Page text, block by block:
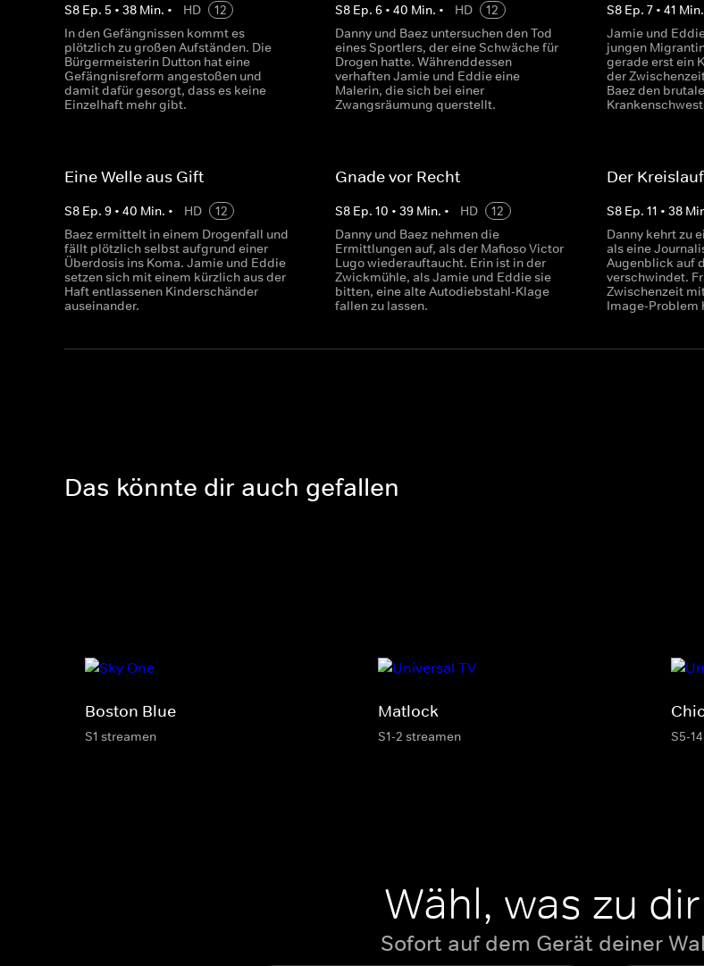
S8 Ep. 5 • 38 Min. • HD
12
In den Gefängnissen kommt es
plötzlich zu großen Aufständen. Die
Bürgermeisterin Dutton hat eine
Gefängnisreform angestoßen und
damit dafür gesorgt, dass es keine
Einzelhaft mehr gibt.
S8 Ep.6 •40 Min. • HD
12
Danny und Baez untersuchen den Tod
eines Sportlers, der eine Schwäche für
Drogen hatte. Währenddessen
verhaften Jamie und Eddie eine
Malerin, die sich bei einer
Zwangsräumung querstellt.
S8 Ep. 7• 41 Min.
Jamie und
jungen
gerade erst ein
der
Baez den
Eine Welle aus Gift
S8 Ep. 9 • 40 Min. • HD
12
Baez ermittelt in einem Drogenfall und
fällt plötzlich selbst aufgrund einer
Überdosis ins Koma. Jamie und Eddie
setzen sich mit einem kürzlich aus der
Haft entlassenen Kinderschänder
auseinander.
Gnade vor Recht
S8 Ep.10 •39 Min. • HD
12
Danny und Baez nehmen die
Ermittlungen auf, als der Mafioso Victor
Lugo wiederauftaucht. Erin ist in der
Zwickmühle, als Jamie und Eddie sie
bitten, eine alte Autodiebstahl-Klage
fallen zu lassen.
Der
S8 Ep. 11 • 38
Danny kehrt zu
als eine
Augenblick auf
verschwindet.
Zwischenzeit
Image-Problem
Das könnte dir auch gefallen
Boston Blue
S1 streamen
Matlock
S1-2 streamen S5-
Wähl, was zu
Sofort auf dem Gerät deiner